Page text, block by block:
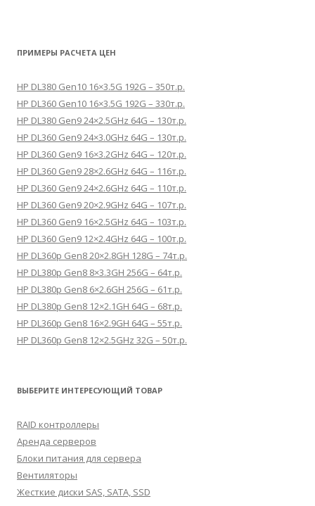
ПРИМЕРЫ РАСЧЕТА ЦЕН
HP DL380 Gen10 16×3.5G 192G – 350т.р.
HP DL360 Gen10 16×3.5G 192G – 330т.р.
HP DL380 Gen9 24×2.5GHz 64G – 130т.р.
HP DL360 Gen9 24×3.0GHz 64G – 130т.р.
HP DL360 Gen9 16×3.2GHz 64G – 120т.р.
HP DL360 Gen9 28×2.6GHz 64G – 116т.р.
HP DL360 Gen9 24×2.6GHz 64G – 110т.р.
HP DL360 Gen9 20×2.9GHz 64G – 107т.р.
HP DL360 Gen9 16×2.5GHz 64G – 103т.р.
HP DL360 Gen9 12×2.4GHz 64G – 100т.р.
HP DL360p Gen8 20×2.8GH 128G – 74т.р.
HP DL380p Gen8 8×3.3GH 256G – 64т.р.
HP DL380p Gen8 6×2.6GH 256G – 61т.р.
HP DL380p Gen8 12×2.1GH 64G – 68т.р.
HP DL360p Gen8 16×2.9GH 64G – 55т.р.
HP DL360p Gen8 12×2.5GHz 32G – 50т.р.
ВЫБЕРИТЕ ИНТЕРЕСУЮЩИЙ ТОВАР
RAID контроллеры
Аренда серверов
Блоки питания для сервера
Вентиляторы
Жесткие диски SAS, SATA, SSD